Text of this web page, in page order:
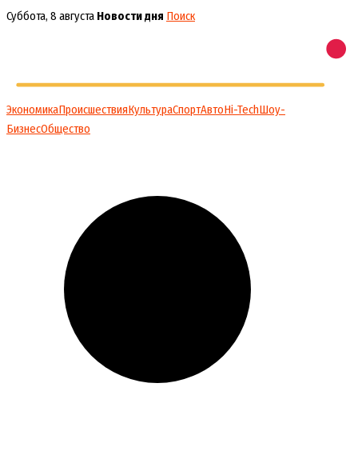
Перейти
Суббота, 8 августа Новости дня Поиск
ЭкономикаПроисшествияКультураСпортАвтоHi-TechШоу-
БизнесОбщество